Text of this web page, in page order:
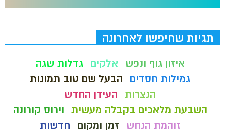
תגיות שחיפשו לאחרונה
איזון גוף ונפש אלקים
גדלות שגה
גמילות חסדים
הבעל שם טוב תמונות
הנצרות העידן החדש
השבעת מלאכים בקבלה מעשית וירוס קורונה
זוהמת הנחש
זמן ומקום
חדשות